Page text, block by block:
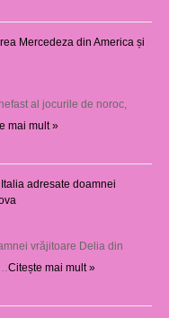
Mercedeza din America și
al jocurile de noroc,
mai mult »
adresate doamnei
vrăjitoare Delia din
Citește mai mult »